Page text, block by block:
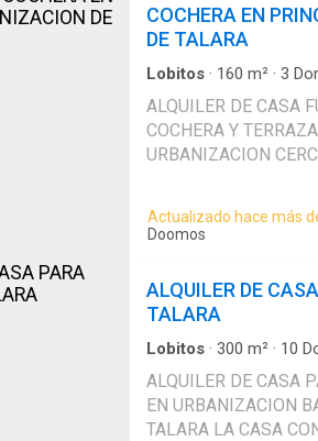
de primer nivel. Aquí,
estilo de vida
Perú. No pierda la
esta experiencia
¡Contáctenos hoy
información y asegurar
COCHERA EN
DE TALARA
Lobitos · 160 m² · 3
·Aire acondicionado·
ALQUILER DE CASA
COCHERA Y
URBANIZACION
CON COCHERA
VISITAS SALA-
HABITACIONES
CUARTO DE
ACONDICIONADO
(TERRAZA) CUARTO
SERVICIO
LAVARROPA-
Actualizado hace más
Doomos
ALQUILER DE
TALARA
Lobitos · 300 m² · 10
ALQUILER DE CASA
EN URBANIZACION
TALARA LA CASA